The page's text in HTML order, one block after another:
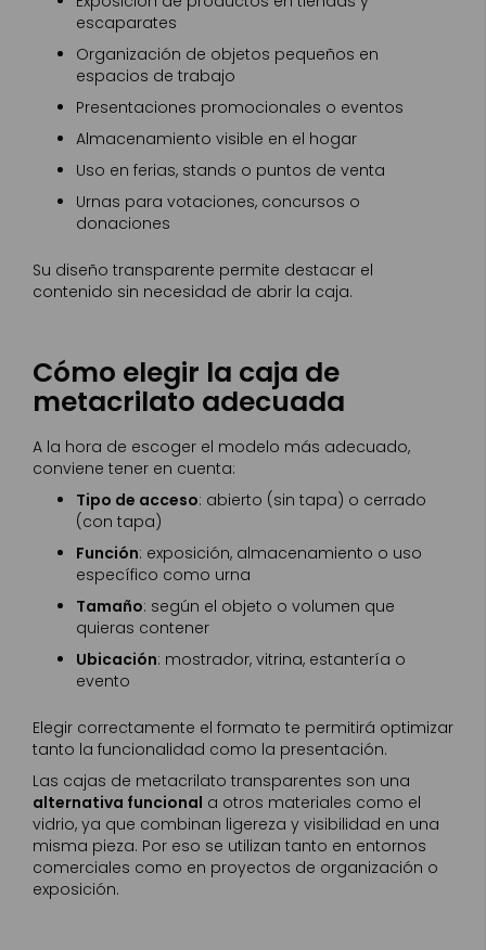
escaparates
Organización de objetos pequeños en
espacios de trabajo
Presentaciones promocionales o eventos
Almacenamiento visible en el hogar
Uso en ferias, stands o puntos de venta
Urnas para votaciones, concursos o
donaciones
Su diseño transparente permite destacar el
contenido sin necesidad de abrir la caja.
Cómo elegir la caja de
metacrilato adecuada
A la hora de escoger el modelo más adecuado,
conviene tener en cuenta:
Tipo de acceso: abierto (sin tapa) o cerrado
(con tapa)
Función: exposición, almacenamiento o uso
específico como urna
Tamaño: según el objeto o volumen que
quieras contener
Ubicación: mostrador, vitrina, estantería o
evento
Elegir correctamente el formato te permitirá optimizar
tanto la funcionalidad como la presentación.
Las cajas de metacrilato transparentes son una
alternativa funcional a otros materiales como el
vidrio, ya que combinan ligereza y visibilidad en una
misma pieza. Por eso se utilizan tanto en entornos
comerciales como en proyectos de organización o
exposición.